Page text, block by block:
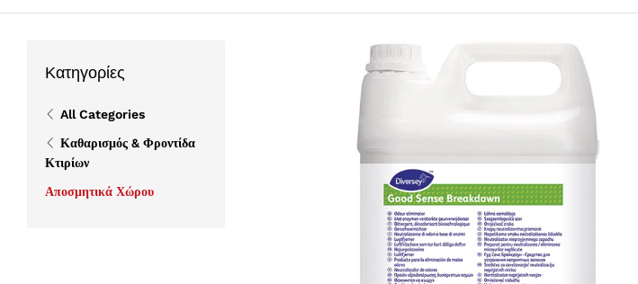
Κατηγορίες
All Categories
Καθαρισμός & Φροντίδα
Κτιρίων
Αποσμητικά Χώρου